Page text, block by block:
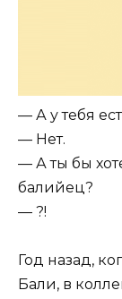
— А у тебя
— Нет.
— А ты бы
балийец?
— ?!
Год назад,
Бали, в